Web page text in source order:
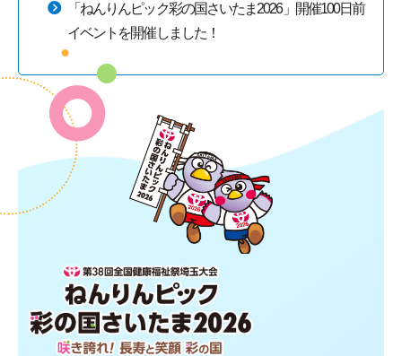
「ねんりんピック彩の国さいたま2026」開催100日前
イベントを開催しました！
第38回全国健康福祉祭埼玉大会 ね
んりんピック 彩の国さいたま2026
咲き誇れ！長寿と笑顔 彩の国